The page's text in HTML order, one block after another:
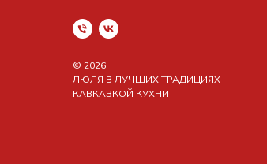
© 2026
ЛЮЛЯ В ЛУЧШИХ ТРАДИЦИЯХ
КАВКАЗКОЙ КУХНИ